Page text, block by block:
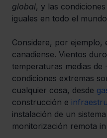
global, y las
iguales en todo el
Considere, por ejemplo,
canadiense. Vientos
temperaturas medias de
condiciones extremas
cualquier cosa, desde
construcción e
instalación de un
monitorización remota